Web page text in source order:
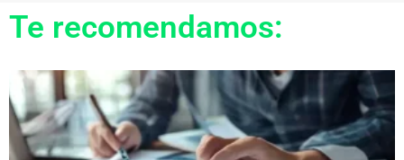
Te recomendamos: